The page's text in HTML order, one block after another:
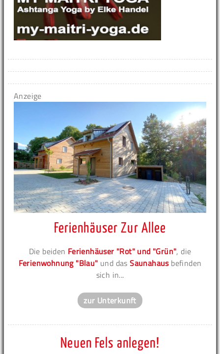
Anzeige
Ferienhäuser Zur Allee
Die beiden Ferienhäuser "Rot" und "Grün", die
Ferienwohnung "Blau" und dasSaunahausbefinden
sich in...
zur Unterkunft
Neuen Fels anlegen!